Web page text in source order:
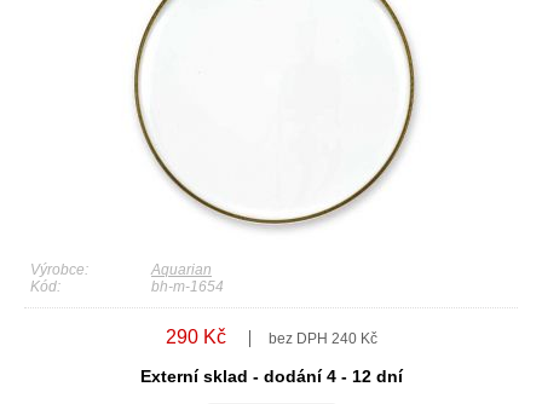
Výrobce:
Aquarian
Kód:
bh-m-1654
290 Kč bez DPH 240 Kč
Externí sklad - dodání 4 - 12 dní